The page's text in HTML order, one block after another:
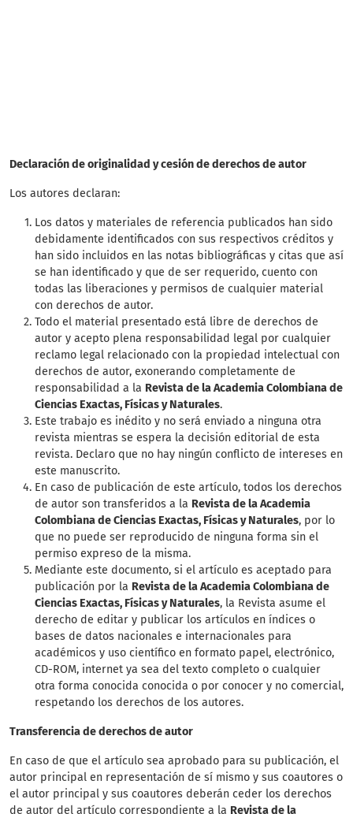
Declaración de originalidad y cesión de derechos de autor
Los autores declaran:
Los datos y materiales de referencia publicados han sido
debidamente identificados con sus respectivos créditos y
han sido incluidos en las notas bibliográficas y citas que así
se han identificado y que de ser requerido, cuento con
todas las liberaciones y permisos de cualquier material
con derechos de autor.
Todo el material presentado está libre de derechos de
autor y acepto plena responsabilidad legal por cualquier
reclamo legal relacionado con la propiedad intelectual con
derechos de autor, exonerando completamente de
responsabilidad a la Revista de la Academia Colombiana de
Ciencias Exactas, Físicas y Naturales.
Este trabajo es inédito y no será enviado a ninguna otra
revista mientras se espera la decisión editorial de esta
revista. Declaro que no hay ningún conflicto de intereses en
este manuscrito.
En caso de publicación de este artículo, todos los derechos
de autor son transferidos a la Revista de la Academia
Colombiana de Ciencias Exactas, Físicas y Naturales, por lo
que no puede ser reproducido de ninguna forma sin el
permiso expreso de la misma.
Mediante este documento, si el artículo es aceptado para
publicación por la Revista de la Academia Colombiana de
Ciencias Exactas, Físicas y Naturales, la Revista asume el
derecho de editar y publicar los artículos en índices o
bases de datos nacionales e internacionales para
académicos y uso científico en formato papel, electrónico,
CD-ROM, internet ya sea del texto completo o cualquier
otra forma conocida conocida o por conocer y no comercial,
respetando los derechos de los autores.
Transferencia de derechos de autor
En caso de que el artículo sea aprobado para su publicación, el
autor principal en representación de sí mismo y sus coautores o
el autor principal y sus coautores deberán ceder los derechos
de autor del artículo correspondiente a la Revista de la